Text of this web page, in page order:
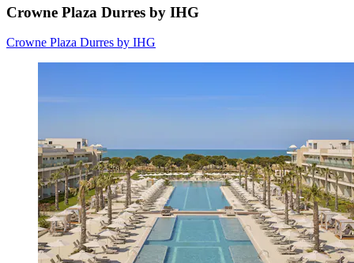
Crowne Plaza Durres by IHG
Crowne Plaza Durres by IHG